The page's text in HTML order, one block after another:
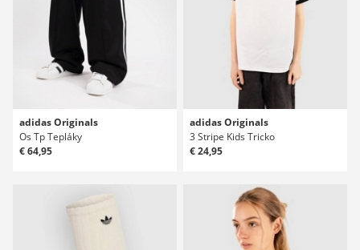
adidas Originals
Os Tp Tepláky
€ 64,95
adidas Originals
3 Stripe Kids Tricko
€ 24,95